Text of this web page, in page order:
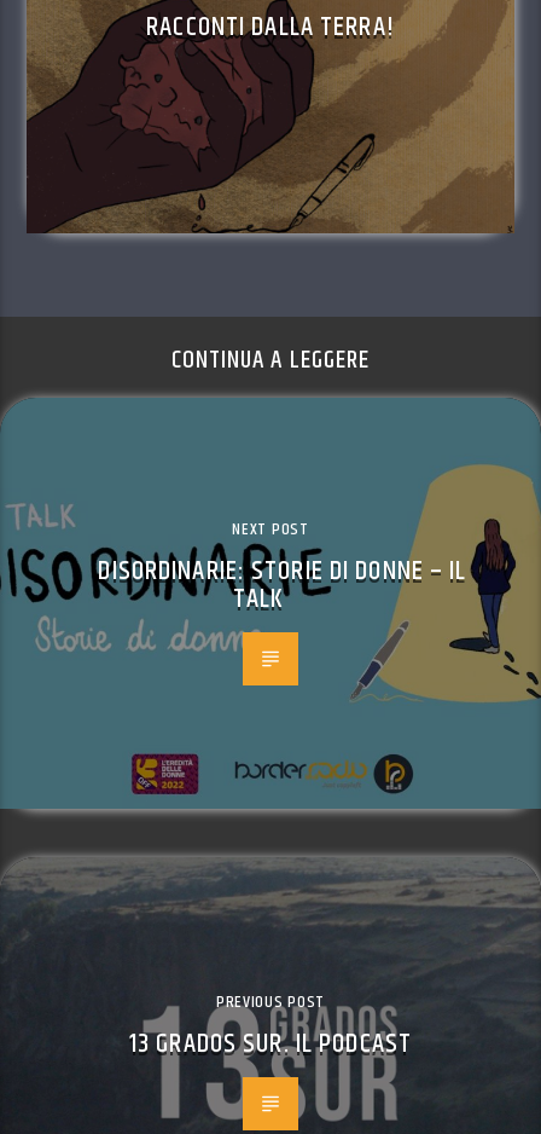
RACCONTI DALLA TERRA!
CONTINUA A LEGGERE
NEXT POST
DISORDINARIE: STORIE DI DONNE – IL
TALK
PREVIOUS POST
13 GRADOS SUR. IL PODCAST